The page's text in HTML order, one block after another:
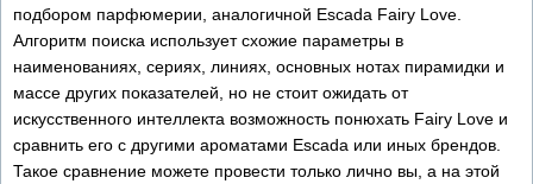
подбором парфюмерии, аналогичной Escada Fairy Love.
Алгоритм поиска использует схожие параметры в
наименованиях, сериях, линиях, основных нотах пирамидки и
массе других показателей, но не стоит ожидать от
искусственного интеллекта возможность понюхать Fairy Love и
сравнить его с другими ароматами Escada или иных брендов.
Такое сравнение можете провести только лично вы, а на этой